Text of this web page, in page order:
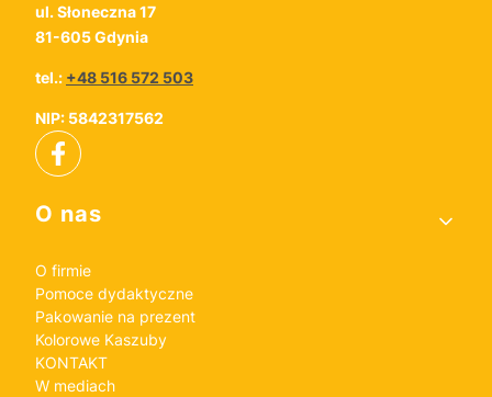
ul. Słoneczna 17
81-605 Gdynia
tel.: +48 516 572 503
NIP: 5842317562
Linki w stopce
O nas
O firmie
Pomoce dydaktyczne
Pakowanie na prezent
Kolorowe Kaszuby
KONTAKT
W mediach